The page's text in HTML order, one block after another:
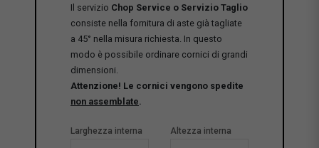
Il servizio Chop Service o Servizio Taglio
consiste nella fornitura di aste già tagliate
a 45° nella misura richiesta. In questo
modo è possibile ordinare cornici di grandi
dimensioni.
Attenzione! Le cornici vengono spedite
non assemblate
Larghezza interna Altezza interna